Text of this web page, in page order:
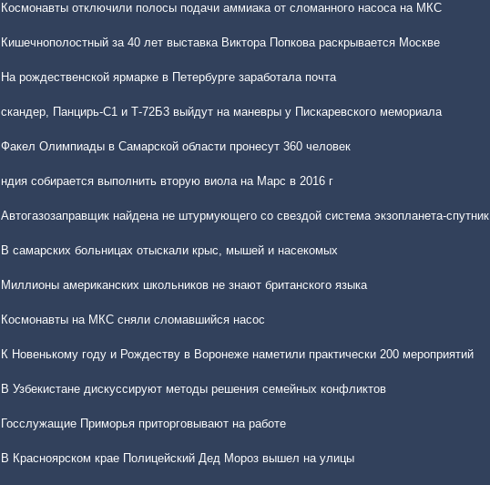
Космонавты отключили полосы подачи аммиака от сломанного насоса на МКС
Кишечнополостный за 40 лет выставка Виктора Попкова раскрывается Москве
На рождественской ярмарке в Петербурге заработала почта
скандер, Панцирь-С1 и Т-72Б3 выйдут на маневры у Пискаревского мемориала
Факел Олимпиады в Самарской области пронесут 360 человек
ндия собирается выполнить вторую виола на Марс в 2016 г
Автогазозаправщик найдена не штурмующего со свездой система экзопланета-спутник
В самарских больницах отыскали крыс, мышей и насекомых
Миллионы американских школьников не знают британского языка
Космонавты на МКС сняли сломавшийся насос
К Новенькому году и Рождеству в Воронеже наметили практически 200 мероприятий
В Узбекистане дискуссируют методы решения семейных конфликтов
Госслужащие Приморья приторговывают на работе
В Красноярском крае Полицейский Дед Мороз вышел на улицы